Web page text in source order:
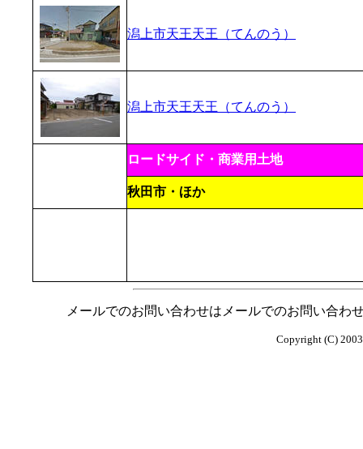
潟上市天王天王（てんのう）
潟上市天王天王（てんのう）
ロードサイド・商業用土地
秋田市・ほか
メールでのお問い合わせはメールでのお問い合わ
Copyright (C)